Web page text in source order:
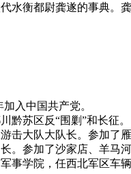
水衡都尉龚遂的事典
入中国共产党。
黔苏区反“围剿”和长征。
击大队大队长。参加了
。参加了沙家店、羊马
事学院，任西北军区